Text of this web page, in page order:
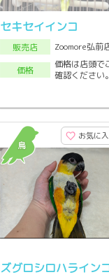
セキセイインコ
販売店
Zoomore弘前
価格
価格は店頭で
確認ください。
お気に
ズグロシロハライン